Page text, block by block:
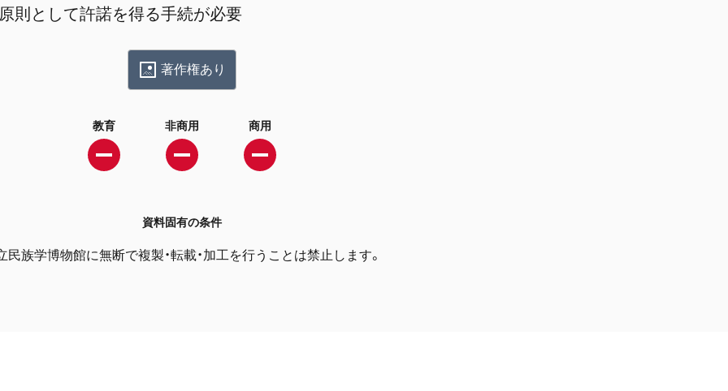
原則として許諾を得る手続が必要
著作権あり
教育 非商用 商用
資料固有の条件
民族学博物館に無断で複製・転載・加工を行うことは禁止します。